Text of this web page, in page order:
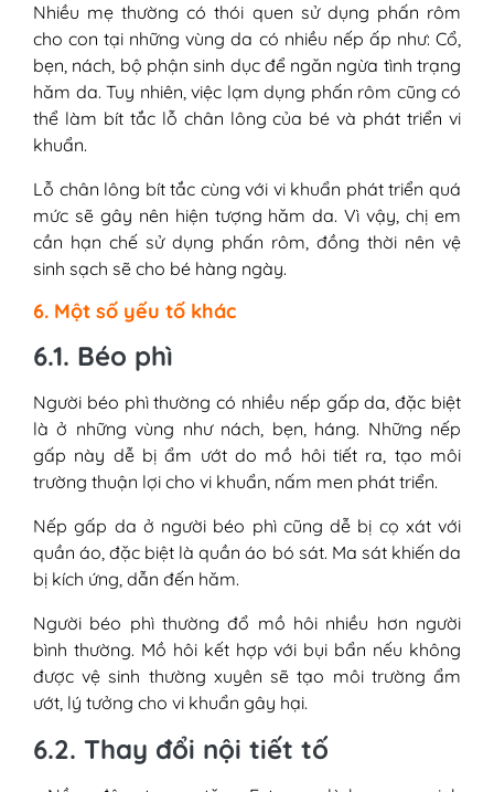
Nhiều mẹ thường có thói quen sử dụng phấn rôm
cho con tại những vùng da có nhiều nếp ấp như: Cổ,
bẹn, nách, bộ phận sinh dục để ngăn ngừa tình trạng
hăm da. Tuy nhiên, việc lạm dụng phấn rôm cũng có
thể làm bít tắc lỗ chân lông của bé và phát triển vi
khuẩn.
Lỗ chân lông bít tắc cùng với vi khuẩn phát triển quá
mức sẽ gây nên hiện tượng hăm da. Vì vậy, chị em
cần hạn chế sử dụng phấn rôm, đồng thời nên vệ
sinh sạch sẽ cho bé hàng ngày.
6. Một số yếu tố khác
6.1. Béo phì
Người béo phì thường có nhiều nếp gấp da, đặc biệt
là ở những vùng như nách, bẹn, háng. Những nếp
gấp này dễ bị ẩm ướt do mồ hôi tiết ra, tạo môi
trường thuận lợi cho vi khuẩn, nấm men phát triển.
Nếp gấp da ở người béo phì cũng dễ bị cọ xát với
quần áo, đặc biệt là quần áo bó sát. Ma sát khiến da
bị kích ứng, dẫn đến hăm.
Người béo phì thường đổ mồ hôi nhiều hơn người
bình thường. Mồ hôi kết hợp với bụi bẩn nếu không
được vệ sinh thường xuyên sẽ tạo môi trường ẩm
ướt, lý tưởng cho vi khuẩn gây hại.
6.2. Thay đổi nội tiết tố